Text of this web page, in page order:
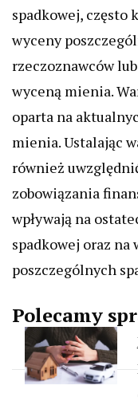
spadkowej, często
wyceny
rzeczoznawców
wyceną mienia.
oparta na
mienia. Ustalając
również
zobowiązania
wpływają na
spadkowej oraz na
poszczególnych
Polecamy